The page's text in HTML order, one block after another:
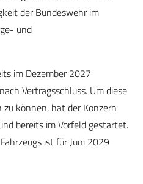
der Bundeswehr im
und
im Dezember 2027
Vertragsschluss. Um diese
können, hat der Konzern
bereits im Vorfeld gestartet.
ist für Juni 2029